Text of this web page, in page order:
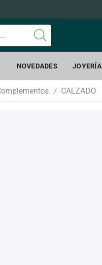
NOVEDADES JOYERÍA
/ CALZADO